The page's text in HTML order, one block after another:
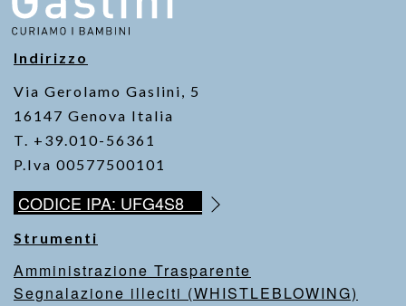
o
k
p
Indirizzo
Via Gerolamo Gaslini, 5
16147 Genova Italia
T. +39.010-56361
P.Iva 00577500101
CODICE IPA: UFG4S8
Strumenti
Amministrazione Trasparente
Segnalazione illeciti (WHISTLEBLOWING)